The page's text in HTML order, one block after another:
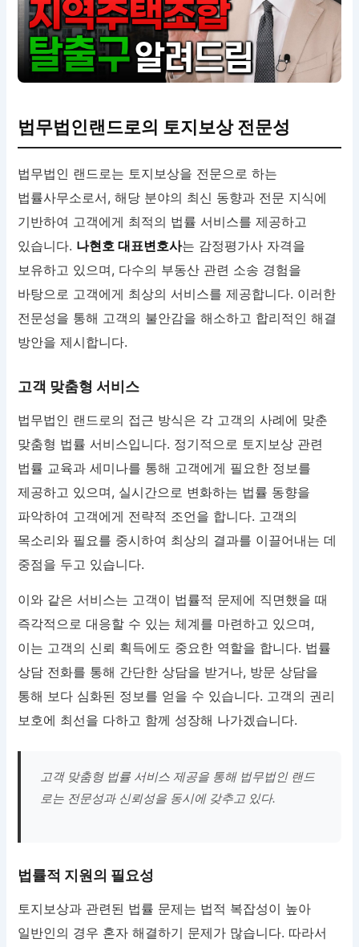
법무법인랜드로의 토지보상 전문성
법무법인 랜드로는 토지보상을 전문으로 하는
법률사무소로서, 해당 분야의 최신 동향과 전문 지식에
기반하여 고객에게 최적의 법률 서비스를 제공하고
있습니다. 나현호 대표변호사는 감정평가사 자격을
보유하고 있으며, 다수의 부동산 관련 소송 경험을
바탕으로 고객에게 최상의 서비스를 제공합니다. 이러한
전문성을 통해 고객의 불안감을 해소하고 합리적인 해결
방안을 제시합니다.
고객 맞춤형 서비스
법무법인 랜드로의 접근 방식은 각 고객의 사례에 맞춘
맞춤형 법률 서비스입니다. 정기적으로 토지보상 관련
법률 교육과 세미나를 통해 고객에게 필요한 정보를
제공하고 있으며, 실시간으로 변화하는 법률 동향을
파악하여 고객에게 전략적 조언을 합니다. 고객의
목소리와 필요를 중시하여 최상의 결과를 이끌어내는 데
중점을 두고 있습니다.
이와 같은 서비스는 고객이 법률적 문제에 직면했을 때
즉각적으로 대응할 수 있는 체계를 마련하고 있으며,
이는 고객의 신뢰 획득에도 중요한 역할을 합니다. 법률
상담 전화를 통해 간단한 상담을 받거나, 방문 상담을
통해 보다 심화된 정보를 얻을 수 있습니다. 고객의 권리
보호에 최선을 다하고 함께 성장해 나가겠습니다.
고객 맞춤형 법률 서비스 제공을 통해 법무법인 랜드
로는 전문성과 신뢰성을 동시에 갖추고 있다.
법률적 지원의 필요성
토지보상과 관련된 법률 문제는 법적 복잡성이 높아
일반인의 경우 혼자 해결하기 문제가 많습니다. 따라서